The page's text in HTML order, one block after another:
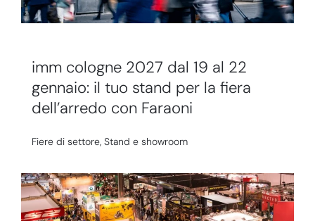
imm cologne 2027 dal 19 al 22
gennaio: il tuo stand per la fiera
dell’arredo con Faraoni
Fiere di settore, Stand e showroom